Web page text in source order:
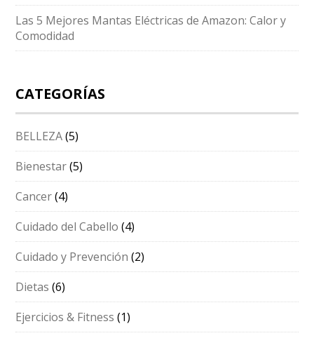
Las 5 Mejores Mantas Eléctricas de Amazon: Calor y
Comodidad
CATEGORÍAS
BELLEZA(5)
Bienestar(5)
Cancer(4)
Cuidado del Cabello (4)
Cuidado y Prevención (2)
Dietas (6)
Ejercicios & Fitness (1)